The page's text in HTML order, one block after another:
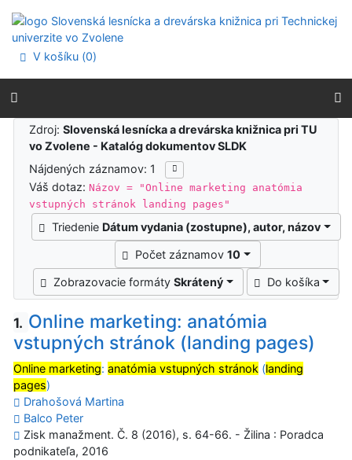
Prejsť na menu
Prehlásenie o webovej prístupnosti
V košíku (0)
Výsledky vyhľadávania
Zdroj:Slovenská lesnícka a drevárska knižnica pri TU
vo Zvolene - Katalóg dokumentov SLDK
Nájdených záznamov: 1
Váš dotaz:Názov = "Online marketing anatómia
vstupných stránok landing pages"
Triedenie Dátum vydania (zostupne), autor, názov
Počet záznamov10
Zobrazovacie formátySkrátený Do košíka
1. Online marketing: anatómia
vstupných stránok (landing pages)
Online marketing: anatómia vstupných stránok (landing
pages)
Drahošová Martina
Balco Peter
Zisk manažment. Č. 8 (2016), s. 64-66. - Žilina : Poradca
podnikateľa, 2016